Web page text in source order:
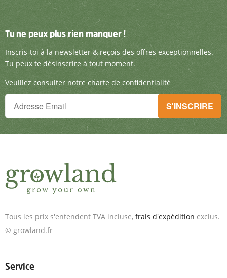
Tu ne peux plus rien manquer !
Inscris-toi à la newsletter & reçois des offres
Tu ne peux plus rien manquer !
Inscris-toi à la newsletter & reçois des offres exceptionnelles.
Tu peux te désinscrire à tout moment.
Veuillez consulter notre charte de confidentialité
Tu ne peux plus rien manquer !
Inscris-toi à la newsletter & reçois des offres exceptionnelles.
S'INSCRIRE
Tous les prix s'entendent TVA incluse, frais d'expédition exclus.
© growland.fr
Service